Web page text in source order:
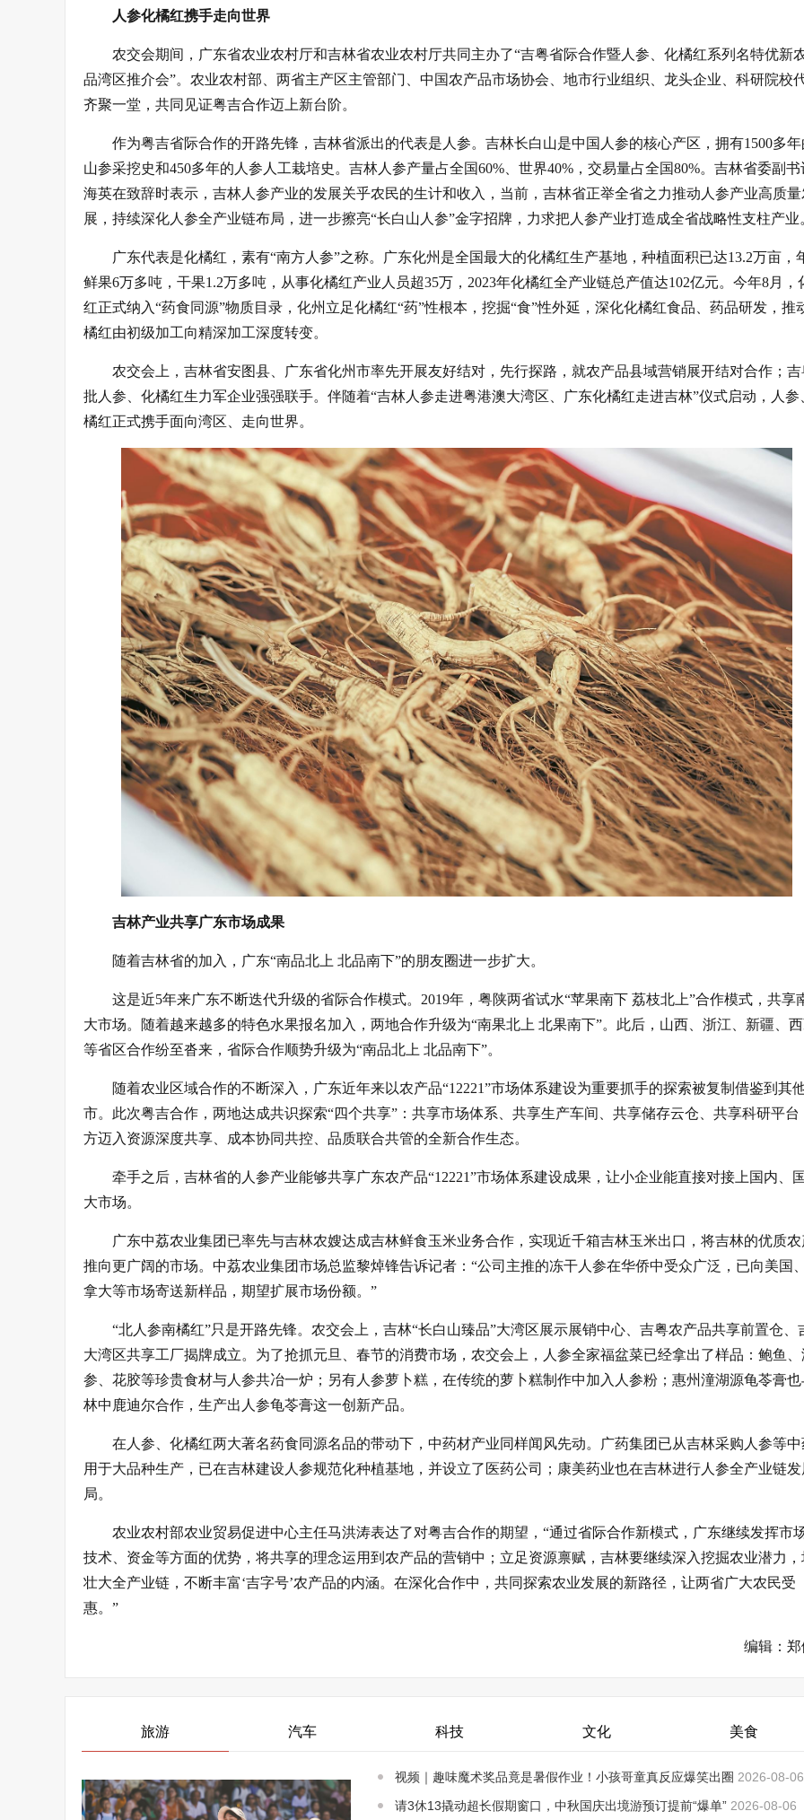
人参化橘红携手走向世界
农交会期间，广东省农业农村厅和吉林省农业农村厅共同主办了“吉粤省际合作暨人参、化橘红系列名特优新
品湾区推介会”。农业农村部、两省主产区主管部门、中国农产品市场协会、地市行业组织、龙头企业、科研院校
齐聚一堂，共同见证粤吉合作迈上新台阶。
作为粤吉省际合作的开路先锋，吉林省派出的代表是人参。吉林长白山是中国人参的核心产区，拥有1500多
山参采挖史和450多年的人参人工栽培史。吉林人参产量占全国60%、世界40%，交易量占全国80%。吉林省委副书
海英在致辞时表示，吉林人参产业的发展关乎农民的生计和收入，当前，吉林省正举全省之力推动人参产业高质量
展，持续深化人参全产业链布局，进一步擦亮“长白山人参”金字招牌，力求把人参产业打造成全省战略性支柱产业
广东代表是化橘红，素有“南方人参”之称。广东化州是全国最大的化橘红生产基地，种植面积已达13.2万亩，
鲜果6万多吨，干果1.2万多吨，从事化橘红产业人员超35万，2023年化橘红全产业链总产值达102亿元。今年8月，
红正式纳入“药食同源”物质目录，化州立足化橘红“药”性根本，挖掘“食”性外延，深化化橘红食品、药品研发，推
橘红由初级加工向精深加工深度转变。
农交会上，吉林省安图县、广东省化州市率先开展友好结对，先行探路，就农产品县域营销展开结对合作；
批人参、化橘红生力军企业强强联手。伴随着“吉林人参走进粤港澳大湾区、广东化橘红走进吉林”仪式启动，人参
橘红正式携手面向湾区、走向世界。
吉林产业共享广东市场成果
随着吉林省的加入，广东“南品北上 北品南下”的朋友圈进一步扩大。
这是近5年来广东不断迭代升级的省际合作模式。2019年，粤陕两省试水“苹果南下 荔枝北上”合作模式，共享
大市场。随着越来越多的特色水果报名加入，两地合作升级为“南果北上 北果南下”。此后，山西、浙江、新疆、
等省区合作纷至沓来，省际合作顺势升级为“南品北上 北品南下”。
随着农业区域合作的不断深入，广东近年来以农产品“12221”市场体系建设为重要抓手的探索被复制借鉴到其
市。此次粤吉合作，两地达成共识探索“四个共享”：共享市场体系、共享生产车间、共享储存云仓、共享科研平台
方迈入资源深度共享、成本协同共控、品质联合共管的全新合作生态。
牵手之后，吉林省的人参产业能够共享广东农产品“12221”市场体系建设成果，让小企业能直接对接上国内、
大市场。
广东中荔农业集团已率先与吉林农嫂达成吉林鲜食玉米业务合作，实现近千箱吉林玉米出口，将吉林的优质
推向更广阔的市场。中荔农业集团市场总监黎焯锋告诉记者：“公司主推的冻干人参在华侨中受众广泛，已向美国
拿大等市场寄送新样品，期望扩展市场份额。”
“北人参南橘红”只是开路先锋。农交会上，吉林“长白山臻品”大湾区展示展销中心、吉粤农产品共享前置仓、
大湾区共享工厂揭牌成立。为了抢抓元旦、春节的消费市场，农交会上，人参全家福盆菜已经拿出了样品：鲍鱼、
参、花胶等珍贵食材与人参共冶一炉；另有人参萝卜糕，在传统的萝卜糕制作中加入人参粉；惠州潼湖源龟苓膏
林中鹿迪尔合作，生产出人参龟苓膏这一创新产品。
在人参、化橘红两大著名药食同源名品的带动下，中药材产业同样闻风先动。广药集团已从吉林采购人参等
用于大品种生产，已在吉林建设人参规范化种植基地，并设立了医药公司；康美药业也在吉林进行人参全产业链
局。
农业农村部农业贸易促进中心主任马洪涛表达了对粤吉合作的期望，“通过省际合作新模式，广东继续发挥市
技术、资金等方面的优势，将共享的理念运用到农产品的营销中；立足资源禀赋，吉林要继续深入挖掘农业潜力
壮大全产业链，不断丰富‘吉字号’农产品的内涵。在深化合作中，共同探索农业发展的新路径，让两省广大农民受
惠。”
编辑：